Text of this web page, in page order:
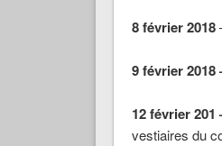
8 février 2018
9 février 2018
12 février 201
vestiaires du